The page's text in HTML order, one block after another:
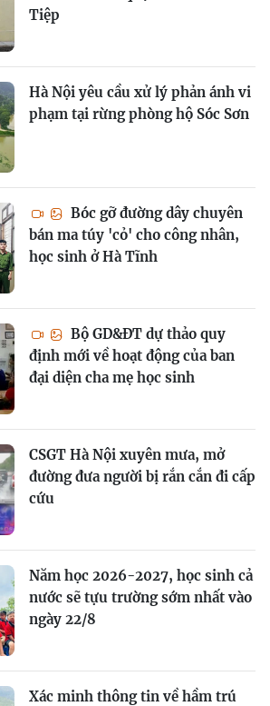
Tiệp
Hà Nội yêu cầu xử lý phản ánh vi
phạm tại rừng phòng hộ Sóc Sơn
Bóc gỡ đường dây chuyên
bán ma túy 'cỏ' cho công nhân,
học sinh ở Hà Tĩnh
Bộ GD&ĐT dự thảo quy
định mới về hoạt động của ban
đại diện cha mẹ học sinh
CSGT Hà Nội xuyên mưa, mở
đường đưa người bị rắn cắn đi cấp
cứu
Năm học 2026-2027, học sinh cả
nước sẽ tựu trường sớm nhất vào
ngày 22/8
Xác minh thông tin về hầm trú